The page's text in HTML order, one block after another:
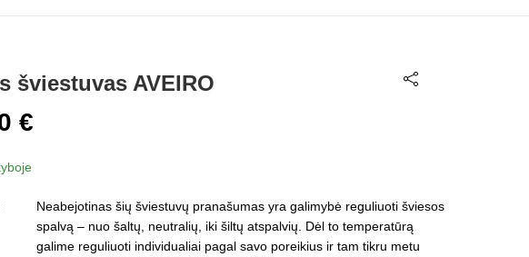
šviestuvas AVEIRO
€
Neabejotinas šių šviestuvų pranašumas yra galimybė reguliuoti šviesos
spalvą – nuo ​​šaltų, neutralių, iki šiltų atspalvių. Dėl to temperatūrą
galime reguliuoti individualiai pagal savo poreikius ir tam tikru metu